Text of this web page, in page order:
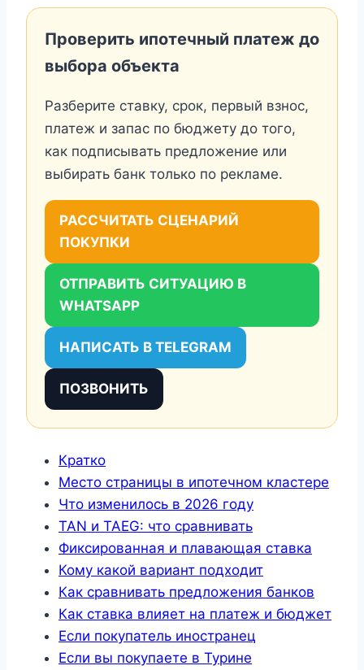
Проверить ипотечный платеж до
выбора объекта
Разберите ставку, срок, первый взнос,
платеж и запас по бюджету до того,
как подписывать предложение или
выбирать банк только по рекламе.
РАССЧИТАТЬ СЦЕНАРИЙ
ПОКУПКИ
ОТПРАВИТЬ СИТУАЦИЮ В
WHATSAPP
НАПИСАТЬ В TELEGRAM
ПОЗВОНИТЬ
Кратко
Место страницы в ипотечном кластере
Что изменилось в 2026 году
TAN и TAEG: что сравнивать
Фиксированная и плавающая ставка
Кому какой вариант подходит
Как сравнивать предложения банков
Как ставка влияет на платеж и бюджет
Если покупатель иностранец
Если вы покупаете в Турине